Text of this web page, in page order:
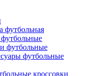
футбольная
футбольные
футбольные
кроссовки